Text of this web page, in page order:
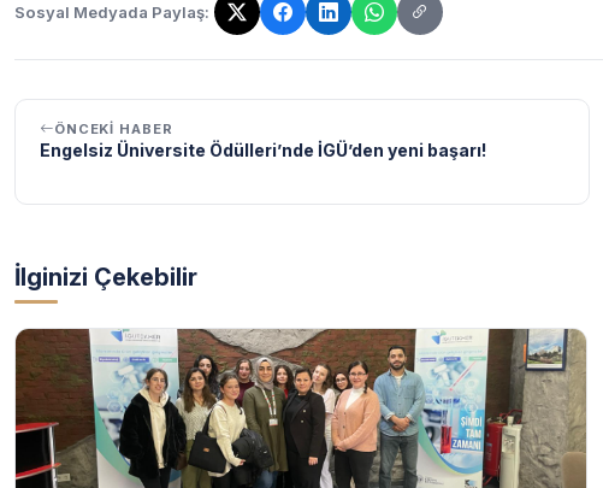
Sosyal Medyada Paylaş:
Bağlantı kopyalandı!
ÖNCEKI HABER
Engelsiz Üniversite Ödülleri’nde İGÜ’den yeni başarı!
İlginizi Çekebilir